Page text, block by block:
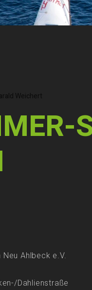
Weichert
Ahlbeck e.V.
Dahlienstraße